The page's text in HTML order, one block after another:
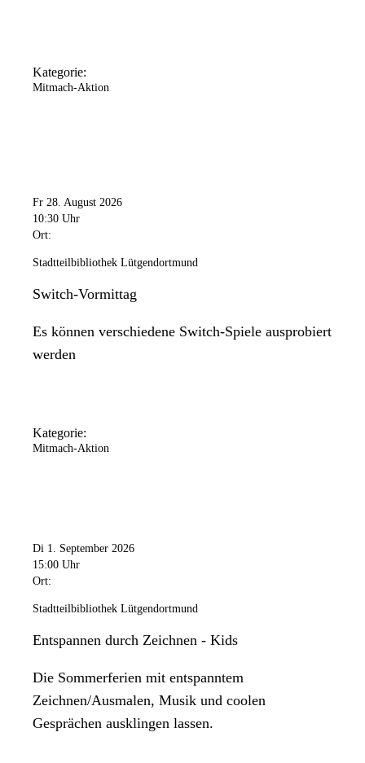
Kategorie:
Mitmach-Aktion
Fr 28. August 2026
10:30 Uhr
Ort:
Stadtteilbibliothek Lütgendortmund
Switch-Vormittag
Es können verschiedene Switch-Spiele ausprobiert
werden
Kategorie:
Mitmach-Aktion
Di 1. September 2026
15:00 Uhr
Ort:
Stadtteilbibliothek Lütgendortmund
Entspannen durch Zeichnen - Kids
Die Sommerferien mit entspanntem
Zeichnen/Ausmalen, Musik und coolen
Gesprächen ausklingen lassen.